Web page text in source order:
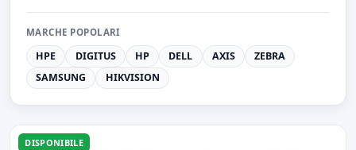
MARCHE POPOLARI
HPE DIGITUS HP DELL AXIS
ZEBRA
SAMSUNG
HIKVISION
DISPONIBILE